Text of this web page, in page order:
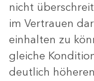
nicht
im Vertrauen
einhalten zu
gleiche
deutlich